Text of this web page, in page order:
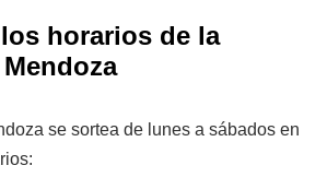
horarios de la
se sortea de lunes a sábados en